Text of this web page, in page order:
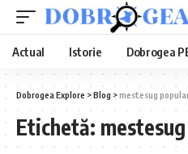
Actual Istorie Dobrogea
Dobrogea Explore >Blog >mestesug
Etichetă: